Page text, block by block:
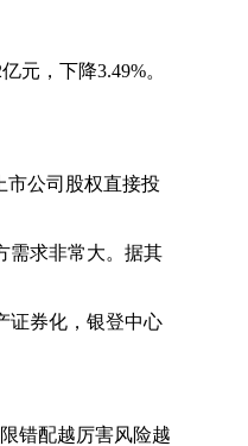
元，下降3.49%。
公司股权直接投
需求非常大。据其
证券化，银登中心
错配越厉害风险越